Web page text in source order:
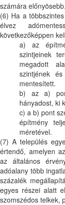
számára előnyösebb.
(6) Ha a
élvez
következőképpen
a) az
szintjeinek
megadott
szintjének
mentesített.
b) az a)
hányadost, ki
c) a b) pont
építmény
méretével.
(7) A település
értendő, amelyen
az általános
adóalany több
százalék
egyes részei alatt
szomszédos telkek,